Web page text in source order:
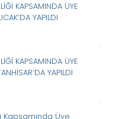
KAPSAMINDA ÜYE
YAPILDI
KAPSAMINDA ÜYE
YAPILDI
Kapsamında Üye